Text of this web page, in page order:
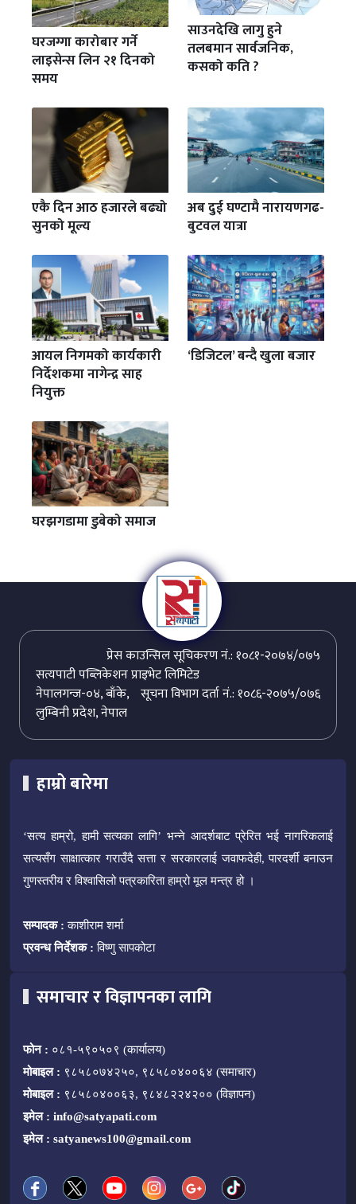
घरजग्गा कारोबार गर्ने
लाइसेन्स लिन २१ दिनको
समय
साउनदेखि लागु हुने
तलबमान सार्वजनिक,
कसको कति ?
एकै दिन आठ हजारले बढ्यो
सुनको मूल्य
अब दुई घण्टामै नारायणगढ-
बुटवल यात्रा
आयल निगमको कार्यकारी
निर्देशकमा नागेन्द्र साह
नियुक्त
‘डिजिटल’ बन्दै खुला बजार
घरझगडामा डुबेको समाज
प्रेस काउन्सिल सूचिकरण नं.: १०८१-२०७४/०७५
सत्यपाटी पब्लिकेशन प्राइभेट लिमिटेड
सूचना विभाग दर्ता नं.: १०८६-२०७५/०७६
नेपालगन्ज-०४, बाँके,
लुम्बिनी प्रदेश, नेपाल
हाम्रो बारेमा
‘सत्य हाम्रो, हामी सत्यका लागि’ भन्ने आदर्शबाट प्रेरित भई नागरिकलाई
सत्यसँग साक्षात्कार गराउँदै सत्ता र सरकारलाई जवाफदेही, पारदर्शी बनाउन
गुणस्तरीय र विश्वासिलो पत्रकारिता हाम्रो मूल मन्त्र हो ।
सम्पादक : काशीराम शर्मा
प्रवन्ध निर्देशक : विष्णु सापकोटा
समाचार र विज्ञापनका लागि
फोन : ०८१-५९०५०९ (कार्यालय)
मोबाइल : ९८५८०७४२५०, ९८५८०४००६४ (समाचार)
मोबाइल : ९८५८०४००६३, ९८४८२२४२०० (विज्ञापन)
इमेल : info@satyapati.com
इमेल : satyanews100@gmail.com